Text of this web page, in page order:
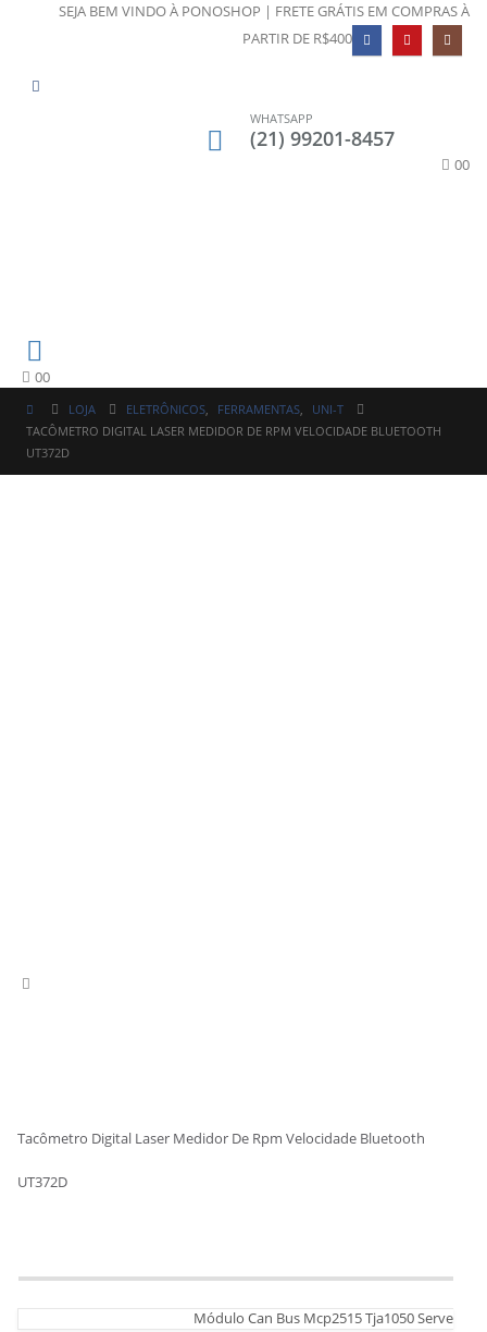
SEJA BEM VINDO À PONOSHOP | FRETE GRÁTIS EM COMPRAS À
PARTIR DE R$400
WHATSAPP
(21) 99201-8457
00
00
LOJA ELETRÔNICOS, FERRAMENTAS,
UNI-T
TACÔMETRO DIGITAL LASER MEDIDOR DE RPM VELOCIDADE BLUETOOTH
UT372D
Tacômetro Digital Laser Medidor De Rpm Velocidade Bluetooth
UT372D
Módulo Can Bus Mcp2515 Tja1050 Serve